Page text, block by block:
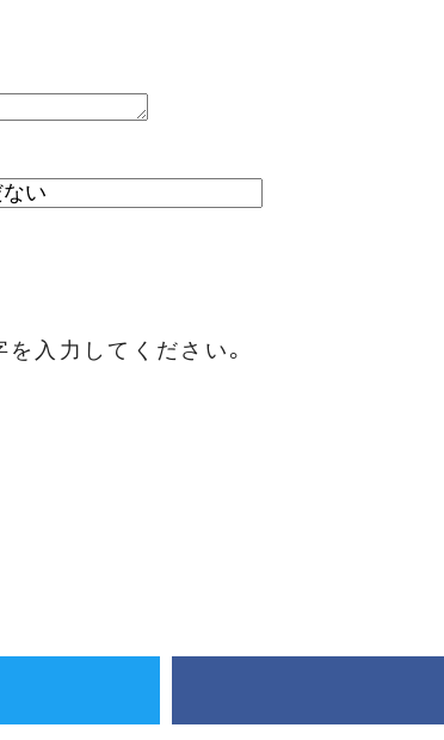
入力してください。